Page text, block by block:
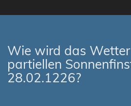
Wie wird das
partiellen
28.02.1226?